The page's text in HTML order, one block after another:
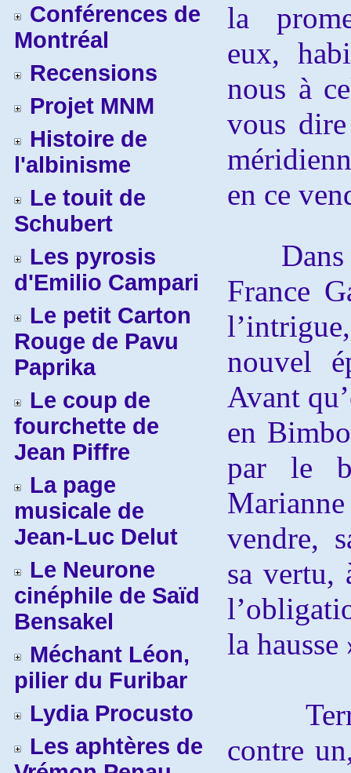
Conférences de
Montréal
Recensions
Projet MNM
Histoire de
l'albinisme
Le touit de
Schubert
Les pyrosis
d'Emilio Campari
Le petit Carton
Rouge de Pavu
Paprika
Le coup de
fourchette de
Jean Piffre
La page
musicale de
Jean-Luc Delut
Le Neurone
cinéphile de Saïd
Bensakel
Méchant Léon,
pilier du Furibar
Lydia Procusto
Les aphtères de
la
eux,
nous à
vous
en ce
Dans
France
nouvel
Avant
en
par le
vendre,
sa vertu,
la hausse
contre